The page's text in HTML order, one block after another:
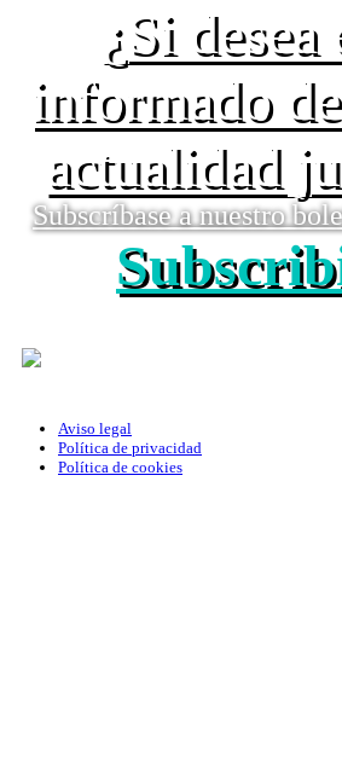
¿Si desea
informado
actualidad
Subscríbase a nuestro
Aviso legal
Política de privacidad
Política de cookies